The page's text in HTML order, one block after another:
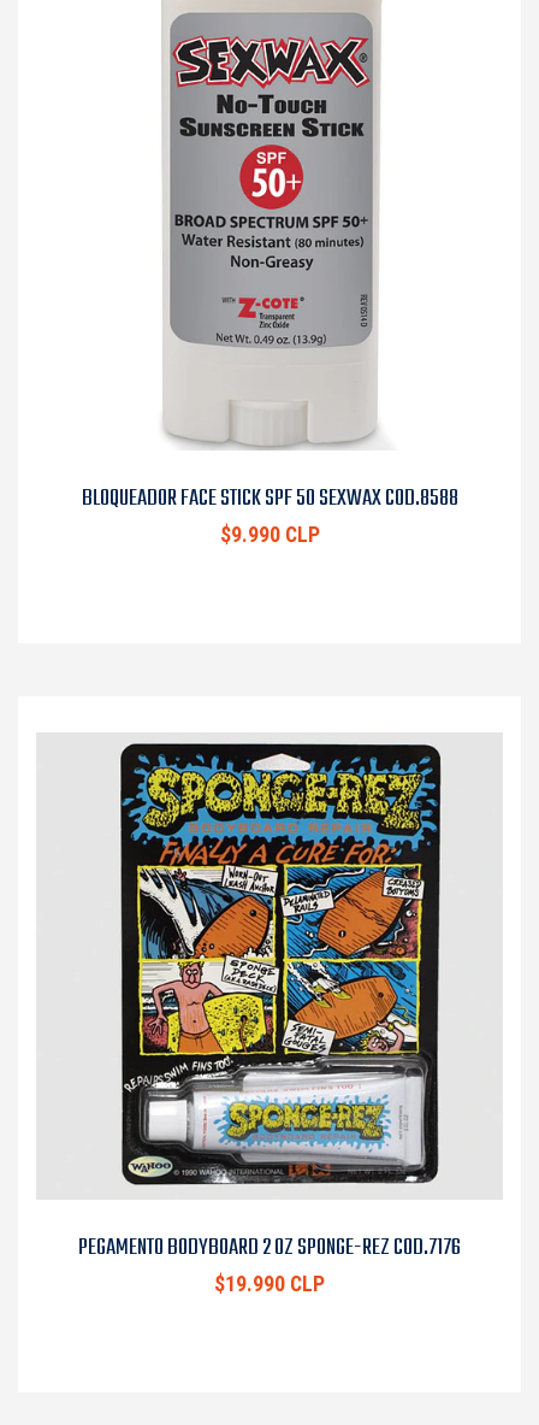
BLOQUEADOR FACE STICK SPF 50 SEXWAX COD.8588
$9.990 CLP
PEGAMENTO BODYBOARD 2 OZ SPONGE-REZ COD.7176
$19.990 CLP